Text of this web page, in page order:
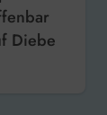
Diebe